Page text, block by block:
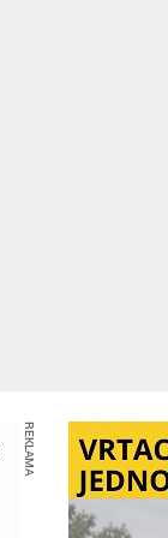
REKLAMA